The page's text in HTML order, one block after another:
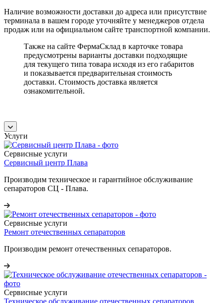
Наличие возможности доставки до адреса или присутствие
терминала в вашем городе уточняйте у менеджеров отдела
продаж или на официальном сайте транспортной компании.
Также на сайте ФермаСклад в карточке товара
предусмотрены варианты доставки подходящие
для текущего типа товара исходя из его габаритов
и показывается предварительная стоимость
доставки. Стоимость доставка является
ознакомительной.
Услуги
Сервисные услуги
Сервисный центр Плава
Производим техническое и гарантийное обслуживание
сепараторов СЦ - Плава.
Сервисные услуги
Ремонт отечественных сепараторов
Производим ремонт отечественных сепараторов.
Сервисные услуги